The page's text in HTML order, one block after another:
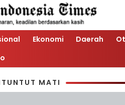
Ekonomi Daerah
MATI